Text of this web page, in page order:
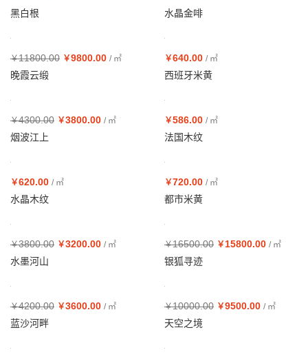
黑白根 水晶金啡
￥11800.00 ￥9800.00 / ㎡
晚霞云缎
￥640.00 / ㎡
西班牙米黄
￥4300.00 ￥3800.00 / ㎡
烟波江上
￥586.00 / ㎡
法国木纹
￥620.00 / ㎡
水晶木纹
￥720.00 / ㎡
都市米黄
￥3800.00 ￥3200.00 / ㎡
水墨河山
￥16500.00 ￥ 15800.00 / ㎡
银狐寻迹
￥4200.00 ￥3600.00 / ㎡
蓝沙河畔
￥10000.00 ￥9500.00 / ㎡
天空之境